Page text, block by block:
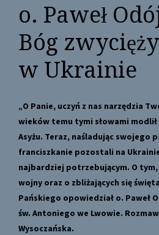
o. Paweł
Bóg
w Ukrainie
„O Panie, uczyń z nas narzędzia
wieków temu tymi słowami modlił
Asyżu. Teraz, naśladując swojego
franciszkanie pozostali na
najbardziej potrzebującym. O tym,
wojny oraz o zbliżających się
Pańskiego opowiedział o. Paweł
św. Antoniego we Lwowie.
Wysoczańska.